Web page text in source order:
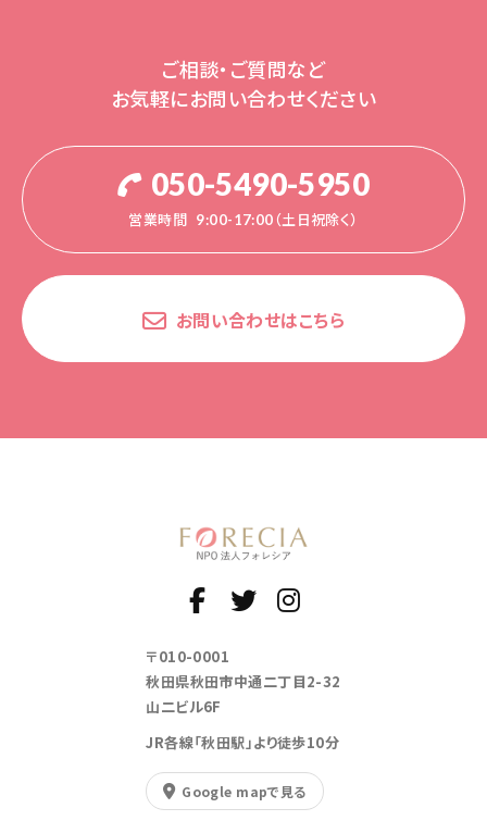
ご相談・ご質問など
お気軽にお問い合わせください
050-5490-5950
営業時間 9:00-17:00（土日祝除く）
お問い合わせはこちら
〒010-0001
秋田県秋田市中通二丁目2-32
山二ビル6F
JR各線「秋田駅」より徒歩10分
Google mapで見る